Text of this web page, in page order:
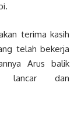
terima kasih
telah bekerja
Arus balik
lancar dan